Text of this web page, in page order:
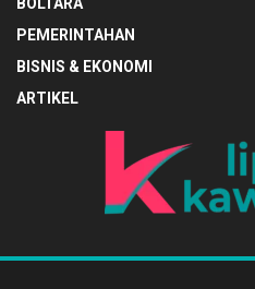
PEMERINTAHAN
BISNIS & EKONOMI
ARTIKEL